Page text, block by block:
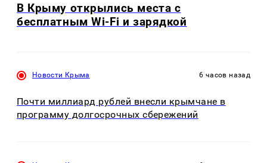
В Крыму открылись места с
бесплатным Wi-Fi и зарядкой
Новости Крыма 6 часов назад
Почти миллиард рублей внесли крымчане в
программу долгосрочных сбережений